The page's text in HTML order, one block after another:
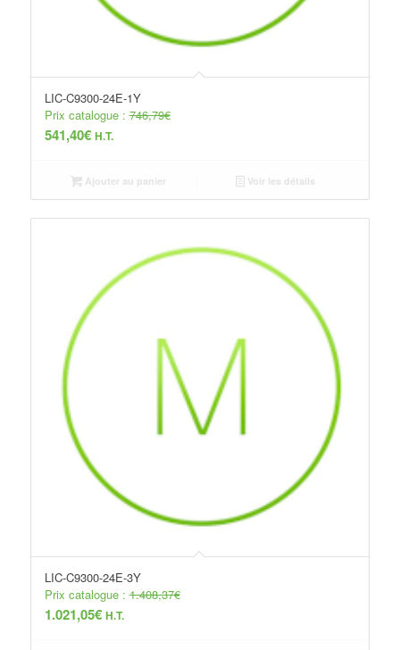
LIC-C9300-24E-1Y
Prix catalogue :746,79€
541,40€ H.T.
Ajouter au panier Voir les détails
LIC-C9300-24E-3Y
Prix catalogue :1.408,37€
1.021,05€ H.T.